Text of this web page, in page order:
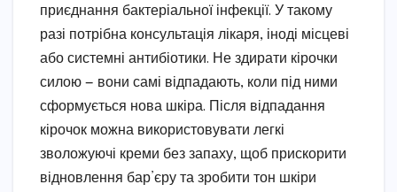
приєднання бактеріальної інфекції. У такому
разі потрібна консультація лікаря, іноді місцеві
або системні антибіотики. Не здирати кірочки
силою — вони самі відпадають, коли під ними
сформується нова шкіра. Після відпадання
кірочок можна використовувати легкі
зволожуючі креми без запаху, щоб прискорити
відновлення бар’єру та зробити тон шкіри